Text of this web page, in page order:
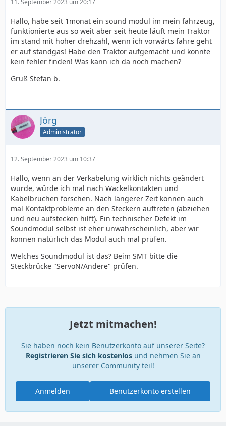
11. September 2023 um 20:17
Hallo, habe seit 1monat ein sound modul im mein fahrzeug,
funktionierte aus so weit aber seit heute läuft mein Traktor
im stand mit hoher drehzahl, wenn ich vorwärts fahre geht
er auf standgas! Habe den Traktor aufgemacht und konnte
kein fehler finden! Was kann ich da noch machen?
Gruß Stefan b.
Jörg
Administrator
12. September 2023 um 10:37
Hallo, wenn an der Verkabelung wirklich nichts geändert
wurde, würde ich mal nach Wackelkontakten und
Kabelbrüchen forschen. Nach längerer Zeit können auch
mal Kontaktprobleme an den Steckern auftreten (abziehen
und neu aufstecken hilft). Ein technischer Defekt im
Soundmodul selbst ist eher unwahrscheinlich, aber wir
können natürlich das Modul auch mal prüfen.
Welches Soundmodul ist das? Beim SMT bitte die
Steckbrücke "ServoN/Andere" prüfen.
Jetzt mitmachen!
Sie haben noch kein Benutzerkonto auf unserer Seite?
Registrieren Sie sich kostenlosund nehmen Sie an
unserer Community teil!
Benutzerkonto erstellen
Anmelden